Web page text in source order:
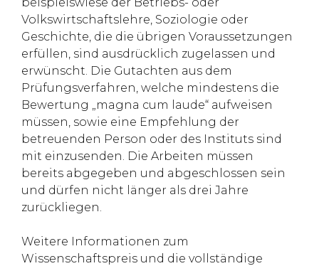
Volkswirtschaftslehre, Soziologie oder
Geschichte, die die übrigen Voraussetzungen
erfüllen, sind ausdrücklich zugelassen und
erwünscht. Die Gutachten aus dem
Prüfungsverfahren, welche mindestens die
Bewertung „magna cum laude“ aufweisen
müssen, sowie eine Empfehlung der
betreuenden Person oder des Instituts sind
mit einzusenden. Die Arbeiten müssen
bereits abgegeben und abgeschlossen sein
und dürfen nicht länger als drei Jahre
zurückliegen.
Weitere Informationen zum
Wissenschaftspreis und die vollständige